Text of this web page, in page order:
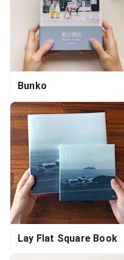
Bunko
Lay Flat Square Book